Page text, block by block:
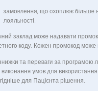
замовлення, що охоплює більше
лояльності.
заклад може надавати
коду. Кожен промокод може
знижки та переваги за
виконання умов для
для Пацієнта рішення.